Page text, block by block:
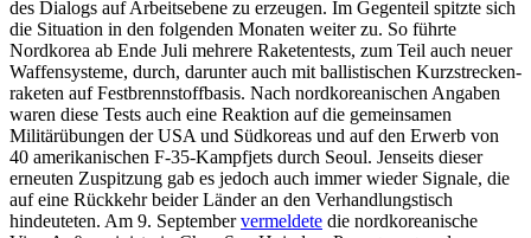
des Dialogs auf Arbeitsebene zu erzeugen. Im Gegenteil spitzte sich
die Situation in den folgenden Monaten weiter zu. So führte
Nordkorea ab Ende Juli mehrere Raketentests, zum Teil auch neuer
Waffensysteme, durch, darun­ter auch mit ballistischen Kurzstrecken­
raketen auf Festbrennstoffbasis. Nach nord­koreanischen Angaben
waren diese Tests auch eine Reaktion auf die gemeinsamen
Militärübungen der USA und Südkoreas und auf den Erwerb von
40 amerikanischen F‑35-Kampfjets durch Seoul. Jenseits dieser
erneuten Zuspitzung gab es jedoch auch immer wieder Signale, die
auf eine Rück­kehr beider Länder an den Verhandlungstisch
hindeuteten. Am 9. Sep­temberver­meldete die nordkoreanische